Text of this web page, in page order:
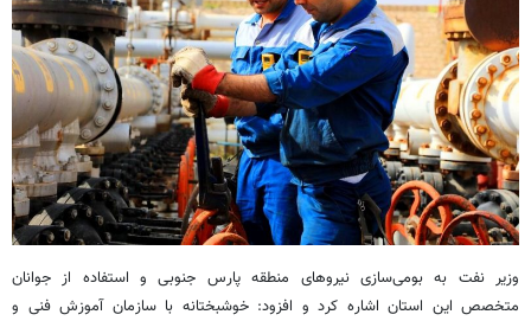
وزیر نفت به بومی‌سازی نیروهای منطقه پارس جنوبی و استفاده از جوانان
متخصص این استان اشاره کرد و افزود: خوشبختانه با سازمان آموزش فنی و